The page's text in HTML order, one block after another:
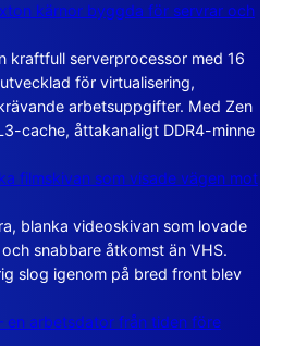
kärnor byggda för servrar och
kraftfull serverprocessor med 16
för virtualisering,
arbetsuppgifter. Med Zen
cache, åttakanaligt DDR4-minne
filmskivan som visade vägen mot
blanka videoskivan som lovade
snabbare åtkomst än VHS.
slog igenom på bred front blev
en arbetsdator från tiden före